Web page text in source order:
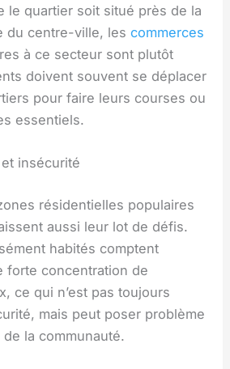
le quartier soit situé près de la
du centre-ville, lescommerces
à ce secteur sont plutôt
doivent souvent se déplacer
pour faire leurs courses ou
essentiels.
insécurité
résidentielles populaires
aussi leur lot de défis.
habités comptent
forte concentration de
ce qui n’est pas toujours
mais peut poser problème
la communauté.